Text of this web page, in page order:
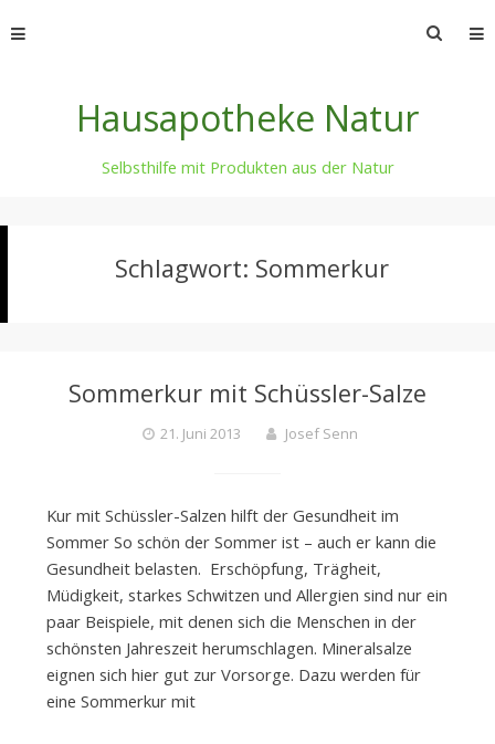
to
Hausapotheke Natur
Selbsthilfe mit Produkten aus der Natur
Schlagwort: Sommerkur
Sommerkur mit Schüssler-Salze
21. Juni 2013 Josef Senn
Kur mit Schüssler-Salzen hilft der Gesundheit im
Sommer So schön der Sommer ist – auch er kann die
Gesundheit belasten. Erschöpfung, Trägheit,
Müdigkeit, starkes Schwitzen und Allergien sind nur ein
paar Beispiele, mit denen sich die Menschen in der
schönsten Jahreszeit herumschlagen. Mineralsalze
eignen sich hier gut zur Vorsorge. Dazu werden für
eine Sommerkur mit